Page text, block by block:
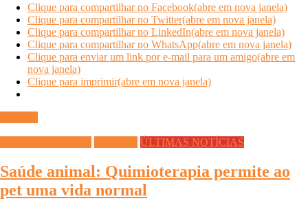
Clique para compartilhar no Facebook(abre em nova janela)
Clique para compartilhar no Twitter(abre em nova janela)
Clique para compartilhar no LinkedIn(abre em nova janela)
Clique para compartilhar no WhatsApp(abre em nova janela)
Clique para enviar um link por e-mail para um amigo(abre em
nova janela)
Clique para imprimir(abre em nova janela)
ÚLTIMAS NOTÍCIAS
Saúde animal: Quimioterapia permite ao
pet uma vida normal